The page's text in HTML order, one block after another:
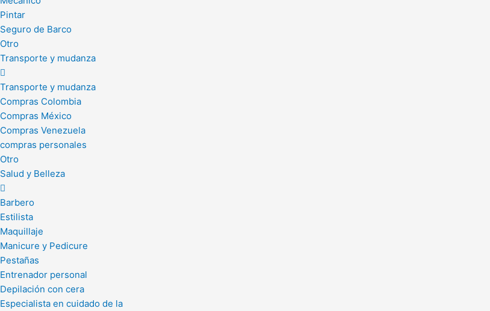
Pintar
Seguro de Barco
Otro
Transporte y mudanza
Transporte y mudanza
Compras Colombia
Compras México
Compras Venezuela
compras personales
Otro
Salud y Belleza
Barbero
Estilista
Maquillaje
Manicure y Pedicure
Pestañas
Entrenador personal
Depilación con cera
Especialista en cuidado de la